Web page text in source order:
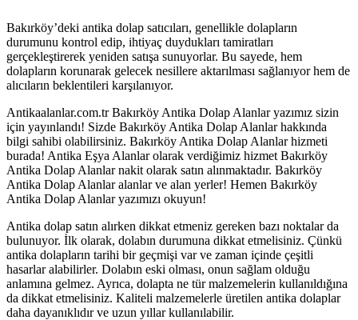
Bakırköy’deki antika dolap satıcıları, genellikle dolapların
durumunu kontrol edip, ihtiyaç duydukları tamiratları
gerçekleştirerek yeniden satışa sunuyorlar. Bu sayede, hem
dolapların korunarak gelecek nesillere aktarılması sağlanıyor hem de
alıcıların beklentileri karşılanıyor.
Antikaalanlar.com.tr Bakırköy Antika Dolap Alanlar yazımız sizin
için yayınlandı! Sizde Bakırköy Antika Dolap Alanlar hakkında
bilgi sahibi olabilirsiniz. Bakırköy Antika Dolap Alanlar hizmeti
burada! Antika Eşya Alanlar olarak verdiğimiz hizmet Bakırköy
Antika Dolap Alanlar nakit olarak satın alınmaktadır. Bakırköy
Antika Dolap Alanlar alanlar ve alan yerler! Hemen Bakırköy
Antika Dolap Alanlar yazımızı okuyun!
Antika dolap satın alırken dikkat etmeniz gereken bazı noktalar da
bulunuyor. İlk olarak, dolabın durumuna dikkat etmelisiniz. Çünkü
antika dolapların tarihi bir geçmişi var ve zaman içinde çeşitli
hasarlar alabilirler. Dolabın eski olması, onun sağlam olduğu
anlamına gelmez. Ayrıca, dolapta ne tür malzemelerin kullanıldığına
da dikkat etmelisiniz. Kaliteli malzemelerle üretilen antika dolaplar
daha dayanıklıdır ve uzun yıllar kullanılabilir.